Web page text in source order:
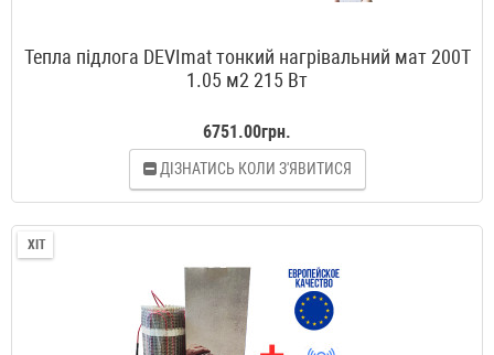
Тепла підлога DEVImat тонкий нагрівальний мат 200T
1.05 м2 215 Вт
6751.00грн.
ДІЗНАТИСЬ КОЛИ З'ЯВИТИСЯ
ХІТ